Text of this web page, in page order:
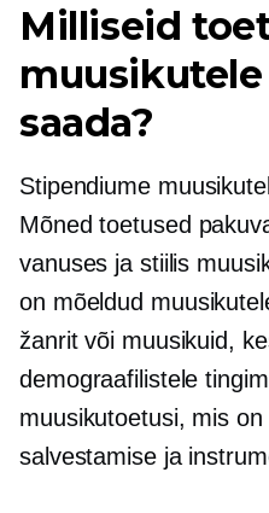
Milliseid
saada?
Stipendiume
Mõned toetused
vanuses ja stiilis
on mõeldud
žanrit või muusikuid,
demograafilistele
muusikutoetusi, mis
salvestamise ja